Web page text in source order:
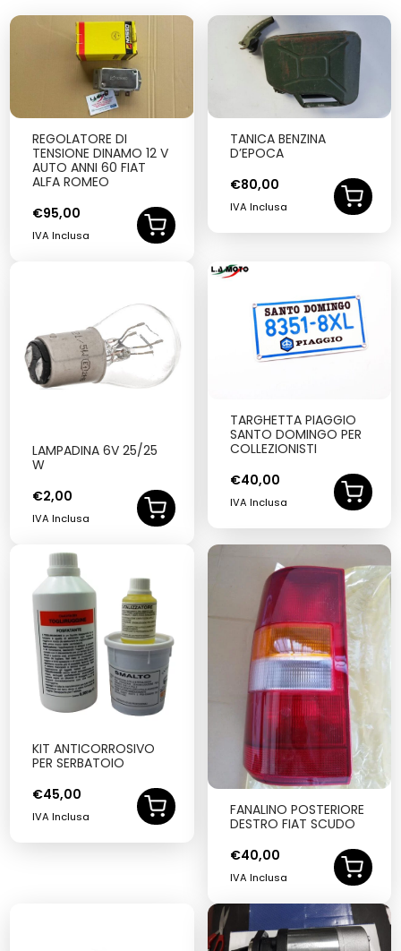
REGOLATORE DI
TENSIONE DINAMO 12 V
AUTO ANNI 60 FIAT
ALFA ROMEO
€95,00
IVA Inclusa
TANICA BENZINA
D’EPOCA
€80,00
IVA Inclusa
LAMPADINA 6V 25/25
W
€2,00
IVA Inclusa
TARGHETTA PIAGGIO
SANTO DOMINGO PER
COLLEZIONISTI
€40,00
IVA Inclusa
KIT ANTICORROSIVO
PER SERBATOIO
€45,00
IVA Inclusa
FANALINO POSTERIORE
DESTRO FIAT SCUDO
€40,00
IVA Inclusa